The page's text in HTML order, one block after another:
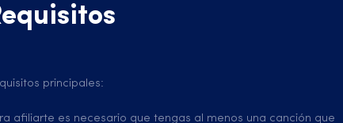
principales:
afiliarte es necesario que tengas al menos una canción que